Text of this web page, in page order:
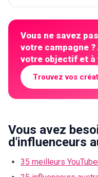
Vous ne savez
votre campagne
votre objectif et à
Trouvez vos
Vous avez
d'influenceurs
35 meilleurs